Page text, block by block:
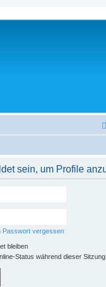
sein, um Profile
Passwort vergessen
bleiben
Status während dieser